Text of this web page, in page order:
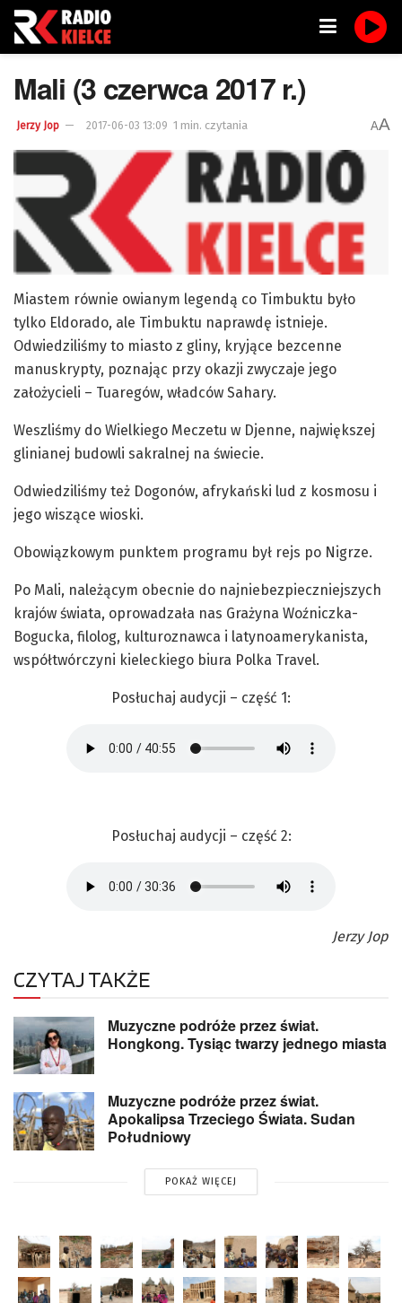
Mali (3 czerwca 2017 r.)
Jerzy Jop 2017-06-03 13:09 1 min. czytania AA
Miastem równie owianym legendą co Timbuktu było
tylko Eldorado, ale Timbuktu naprawdę istnieje.
Odwiedziliśmy to miasto z gliny, kryjące bezcenne
manuskrypty, poznając przy okazji zwyczaje jego
założycieli – Tuaregów, władców Sahary.
Weszliśmy do Wielkiego Meczetu w Djenne, największej
glinianej budowli sakralnej na świecie.
Odwiedziliśmy też Dogonów, afrykański lud z kosmosu i
jego wiszące wioski.
Obowiązkowym punktem programu był rejs po Nigrze.
Po Mali, należącym obecnie do najniebezpieczniejszych
krajów świata, oprowadzała nas Grażyna Woźniczka-
Bogucka, filolog, kulturoznawca i latynoamerykanista,
współtwórczyni kieleckiego biura Polka Travel.
Posłuchaj audycji – część 1:
Posłuchaj audycji – część 2:
Jerzy Jop
CZYTAJ TAKŻE
Muzyczne podróże przez świat.
Hongkong. Tysiąc twarzy jednego miasta
Muzyczne podróże przez świat.
Apokalipsa Trzeciego Świata. Sudan
Południowy
POKAŻ WIĘCEJ